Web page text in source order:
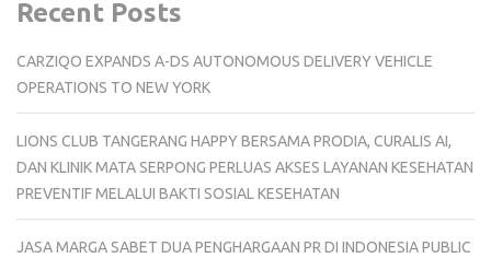
Recent Posts
CARZIQO EXPANDS A-DS AUTONOMOUS DELIVERY VEHICLE
OPERATIONS TO NEW YORK
LIONS CLUB TANGERANG HAPPY BERSAMA PRODIA, CURALIS AI,
DAN KLINIK MATA SERPONG PERLUAS AKSES LAYANAN KESEHATAN
PREVENTIF MELALUI BAKTI SOSIAL KESEHATAN
JASA MARGA SABET DUA PENGHARGAAN PR DI INDONESIA PUBLIC